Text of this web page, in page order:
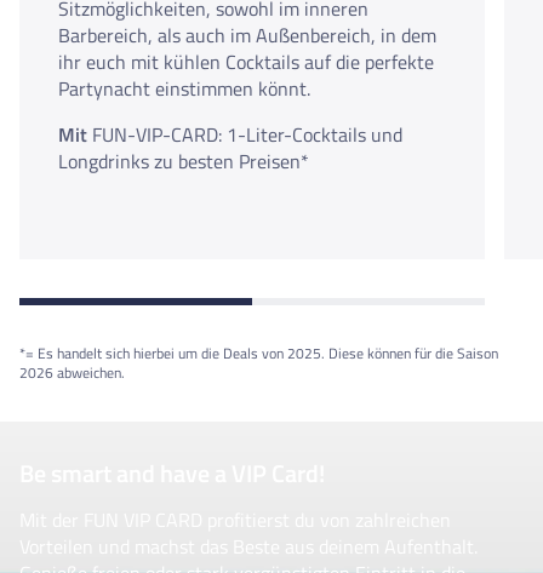
Sitzmöglichkeiten, sowohl im inneren
Barbereich, als auch im Außenbereich, in dem
ihr euch mit kühlen Cocktails auf die perfekte
Partynacht einstimmen könnt.
Mit FUN-VIP-CARD: 1-Liter-Cocktails und
Longdrinks zu besten Preisen*
*= Es handelt sich hierbei um die Deals von 2025. Diese können für die Saison
2026 abweichen.